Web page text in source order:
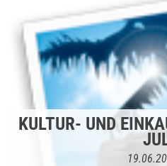
KULTUR- UND